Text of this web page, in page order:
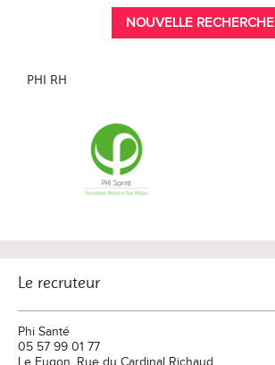
NOUVELLE RECHERCHE
PHI RH
Le recruteur
Phi Santé
05 57 99 01 77